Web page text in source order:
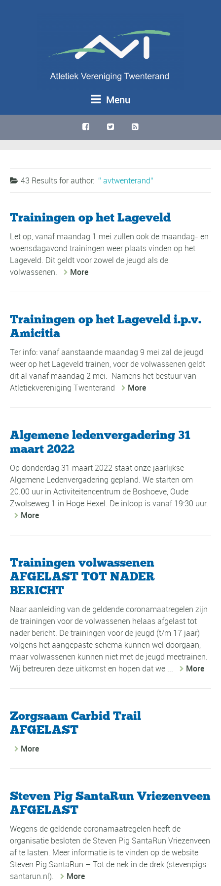
Menu
43 Results forauthor: avtwenterand
Trainingen op het Lageveld
Let op, vanaf maandag 1 mei zullen ook de maandag- en
woensdagavond trainingen weer plaats vinden op het
Lageveld. Dit geldt voor zowel de jeugd als de
volwassenen.
More
Trainingen op het Lageveld i.p.v.
Amicitia
Ter info: vanaf aanstaande maandag 9 mei zal de jeugd
weer op het Lageveld trainen, voor de volwassenen geldt
dit al vanaf maandag 2 mei. Namens het bestuur van
Atletiekvereniging Twenterand
More
Algemene ledenvergadering 31
maart 2022
Op donderdag 31 maart 2022 staat onze jaarlijkse
Algemene Ledenvergadering gepland. We starten om
20.00 uur in Activiteitencentrum de Boshoeve, Oude
Zwolseweg 1 in Hoge Hexel. De inloop is vanaf 19:30 uur.
More
Trainingen volwassenen
AFGELAST TOT NADER
BERICHT
Naar aanleiding van de geldende coronamaatregelen zijn
de trainingen voor de volwassenen helaas afgelast tot
nader bericht. De trainingen voor de jeugd (t/m 17 jaar)
volgens het aangepaste schema kunnen wel doorgaan,
maar volwassenen kunnen niet met de jeugd meetrainen.
Wij betreuren deze uitkomst en hopen dat we ...
More
Zorgsaam Carbid Trail
AFGELAST
More
Steven Pig SantaRun Vriezenveen
AFGELAST
Wegens de geldende coronamaatregelen heeft de
organisatie besloten de Steven Pig SantaRun Vriezenveen
af te lasten. Meer informatie is te vinden op de website
Steven Pig SantaRun – Tot de nek in de drek (stevenpigs-
santarun.nl).
More